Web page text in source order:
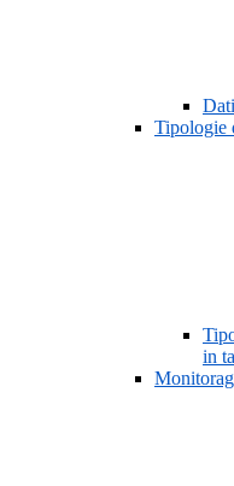
Tipologie
in